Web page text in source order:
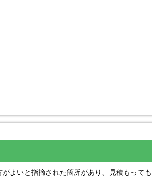
よいと指摘された箇所があり、見積もっても